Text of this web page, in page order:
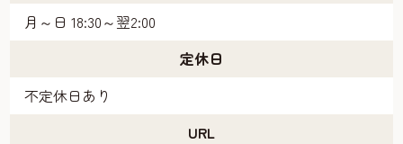
月～日 18:30～翌2:00
定休日
不定休日あり
URL